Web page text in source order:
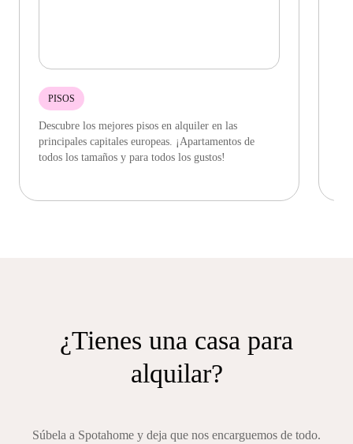
PISOS
Descubre los mejores pisos en alquiler en las
principales capitales europeas. ¡Apartamentos de
todos los tamaños y para todos los gustos!
¿Tienes una casa para
alquilar?
Súbela a Spotahome y deja que nos encarguemos de todo.